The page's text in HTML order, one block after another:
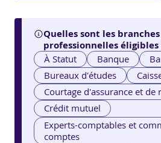
Quelles sont les branches
professionnelles éligibles
À Statut Banque
Bureaux d'études
Courtage d'assurance et de
Crédit mutuel
Experts-comptables et
comptes